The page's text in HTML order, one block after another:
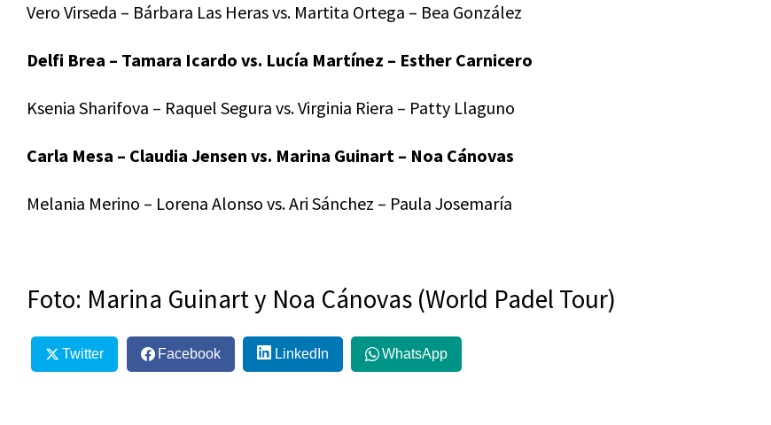
Vero Virseda – Bárbara Las Heras vs. Martita Ortega – Bea González
Delfi Brea – Tamara Icardo vs. Lucía Martínez – Esther Carnicero
Ksenia Sharifova – Raquel Segura vs. Virginia Riera – Patty Llaguno
Carla Mesa – Claudia Jensen vs. Marina Guinart – Noa Cánovas
Melania Merino – Lorena Alonso vs. Ari Sánchez – Paula Josemaría
Foto: Marina Guinart y Noa Cánovas (World Padel Tour)
Twitter Facebook LinkedIn WhatsApp